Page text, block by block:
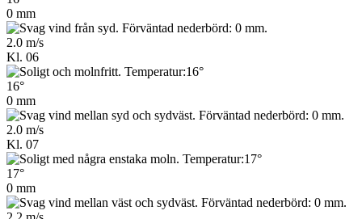
0 mm
2.0 m/s
Kl. 06
16°
0 mm
2.0 m/s
Kl. 07
17°
0 mm